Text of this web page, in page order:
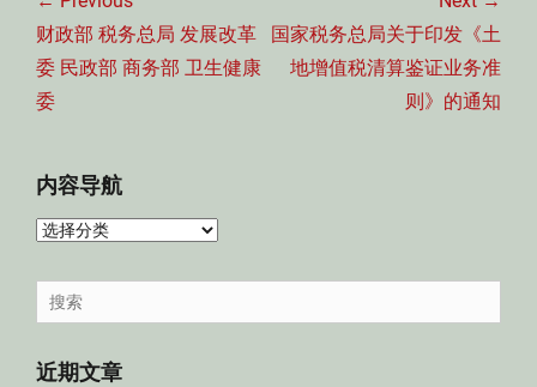
导
航
Previous
post:
财政部 税务总局 发展改革
委 民政部 商务部 卫生健康
委
Next
post:
国家税务总局关于印发《土
地增值税清算鉴证业务准
则》的通知
内容导航
内
导
航
Search
for:
近期文章